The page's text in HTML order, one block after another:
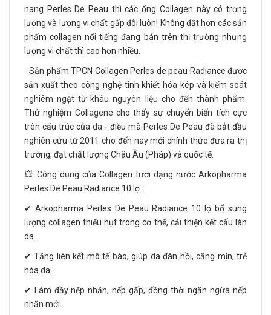
nang Perles De Peau thì các ống Collagen này có trọng
lượng và lượng vi chất gấp đôi luôn! Không đắt hơn các sản
phẩm collagen nổi tiếng đang bán trên thị trường nhưng
lượng vi chất thì cao hơn nhiều.
- Sản phẩm TPCN Collagen Perles de peau Radiance được
sản xuất theo công nghệ tinh khiết hóa kép và kiểm soát
nghiêm ngặt từ khâu nguyên liệu cho đến thành phẩm.
Thử nghiệm Collagene cho thấy sự chuyển biến tích cực
trên cấu trúc của da - điều mà Perles De Peau đã bắt đầu
nghiên cứu từ 2011 cho đến nay mới chính thức đưa ra thị
trường, đạt chất lượng Châu Âu (Pháp) và quốc tế.
💥 Công dụng của Collagen tươi dạng nước Arkopharma
Perles De Peau Radiance 10 lọ:
✔ Arkopharma Perles De Peau Radiance 10 lọ bổ sung
lượng collagen thiếu hụt trong cơ thể, cải thiện kết cấu làn
da.
✔ Tăng liên kết mô tế bào, giúp da đàn hồi, căng mịn, trẻ
hóa da
✔ Làm đầy nếp nhăn, nếp gấp, đồng thời ngăn ngừa nếp
nhăn mới